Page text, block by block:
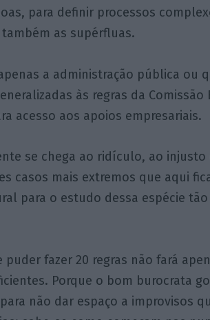
para definir processos
as supérfluas.
a administração pública ou
às regras da Comissão
acesso aos apoios empresariais.
se chega ao ridículo, ao injusto
casos mais extremos que aqui
para o estudo dessa espécie
fazer 20 regras não fará
Porque o bom burocrata
não dar espaço a improvisos